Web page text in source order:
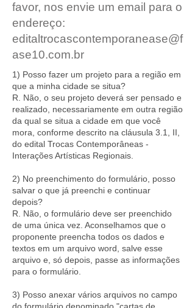
favor, nos envie um email para o
endereço:
editaltrocascontemporanease@f
ase10.com.br
1) Posso fazer um projeto para a região em
que a minha cidade se situa?
R. Não, o seu projeto deverá ser pensado e
realizado, necessariamente em outra região
da qual se situa a cidade em que você
mora, conforme descrito na cláusula 3.1, II,
do edital Trocas Contemporâneas -
Interações Artísticas Regionais.
2) No preenchimento do formulário, posso
salvar o que já preenchi e continuar
depois?
R. Não, o formulário deve ser preenchido
de uma única vez. Aconselhamos que o
proponente preencha todos os dados e
textos em um arquivo word, salve esse
arquivo e, só depois, passe as informações
para o formulário.
3) Posso anexar vários arquivos no campo